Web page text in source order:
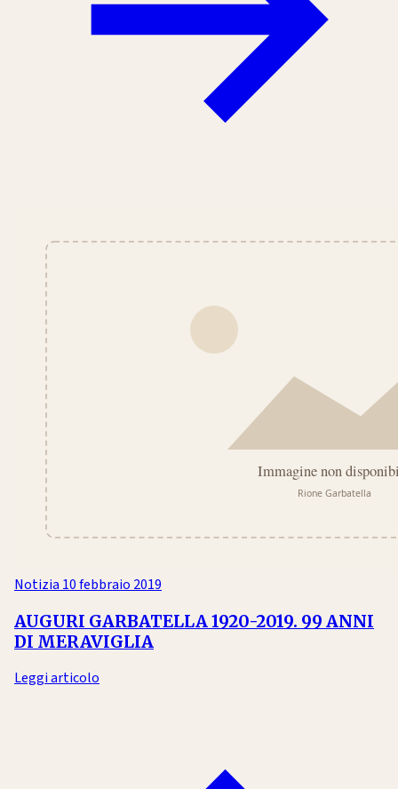
Notizia 10 febbraio 2019
AUGURI GARBATELLA 1920-2019. 99 ANNI
DI MERAVIGLIA
Leggi articolo